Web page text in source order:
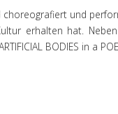
choreografiert und
erhalten hat.
BODIES in a